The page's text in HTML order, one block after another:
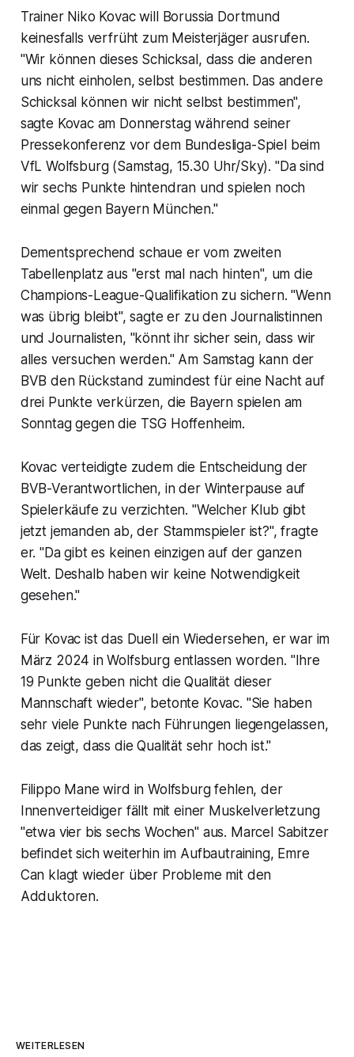
Trainer Niko Kovac will Borussia Dortmund
keinesfalls verfrüht zum Meisterjäger ausrufen.
"Wir können dieses Schicksal, dass die anderen
uns nicht einholen, selbst bestimmen. Das andere
Schicksal können wir nicht selbst bestimmen",
sagte Kovac am Donnerstag während seiner
Pressekonferenz vor dem Bundesliga-Spiel beim
VfL Wolfsburg (Samstag, 15.30 Uhr/Sky). "Da sind
wir sechs Punkte hintendran und spielen noch
einmal gegen Bayern München."
Dementsprechend schaue er vom zweiten
Tabellenplatz aus "erst mal nach hinten", um die
Champions-League-Qualifikation zu sichern. "Wenn
was übrig bleibt", sagte er zu den Journalistinnen
und Journalisten, "könnt ihr sicher sein, dass wir
alles versuchen werden." Am Samstag kann der
BVB den Rückstand zumindest für eine Nacht auf
drei Punkte verkürzen, die Bayern spielen am
Sonntag gegen die TSG Hoffenheim.
Kovac verteidigte zudem die Entscheidung der
BVB-Verantwortlichen, in der Winterpause auf
Spielerkäufe zu verzichten. "Welcher Klub gibt
jetzt jemanden ab, der Stammspieler ist?", fragte
er. "Da gibt es keinen einzigen auf der ganzen
Welt. Deshalb haben wir keine Notwendigkeit
gesehen."
Für Kovac ist das Duell ein Wiedersehen, er war im
März 2024 in Wolfsburg entlassen worden. "Ihre
19 Punkte geben nicht die Qualität dieser
Mannschaft wieder", betonte Kovac. "Sie haben
sehr viele Punkte nach Führungen liegengelassen,
das zeigt, dass die Qualität sehr hoch ist."
Filippo Mane wird in Wolfsburg fehlen, der
Innenverteidiger fällt mit einer Muskelverletzung
"etwa vier bis sechs Wochen" aus. Marcel Sabitzer
befindet sich weiterhin im Aufbautraining, Emre
Can klagt wieder über Probleme mit den
Adduktoren.
WEITERLESEN